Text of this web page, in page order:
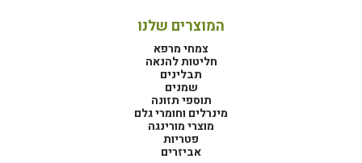
המוצרים שלנו
צמחי מרפא
חליטות להנאה
תבלינים
שמנים
תוספי תזונה
מינרלים וחומרי גלם
מוצרי מורינגה
פטריות
אביזרים